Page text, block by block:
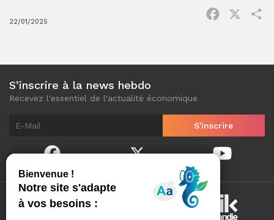
22/01/2025
Facebook
S’inscrire à la news hebdo
Recevez l'essentiel de l'actualité économique